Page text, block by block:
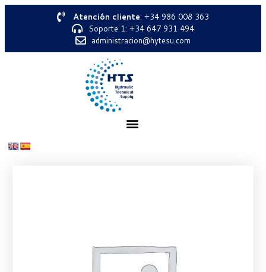
Atención cliente: +34 986 008 363
Soporte 1: +34 647 931 494
administracion@hytesu.com